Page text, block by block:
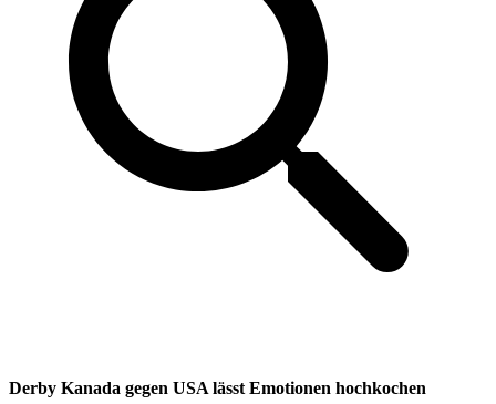
Derby Kanada gegen USA lässt Emotionen hochkochen